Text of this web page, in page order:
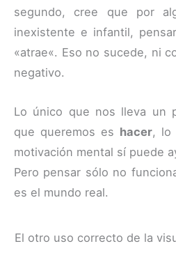
segundo, cree que por
inexistente e infantil,
«atrae«. Eso no sucede, ni
negativo.
Lo único que nos lleva un
que queremos es hacer, lo
motivación mental sí puede
Pero pensar sólo no
es el mundo real.
El otro uso correcto de la